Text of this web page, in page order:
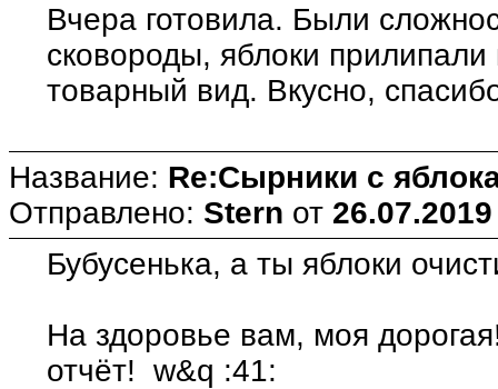
Вчера готовила. Были
сковороды, яблоки прилипали
товарный вид. Вкусно,
Название: Re:Сырники с
Отправлено: Stern от
Бубусенька, а ты яблоки
На здоровье вам, моя
отчёт! w&q :41: